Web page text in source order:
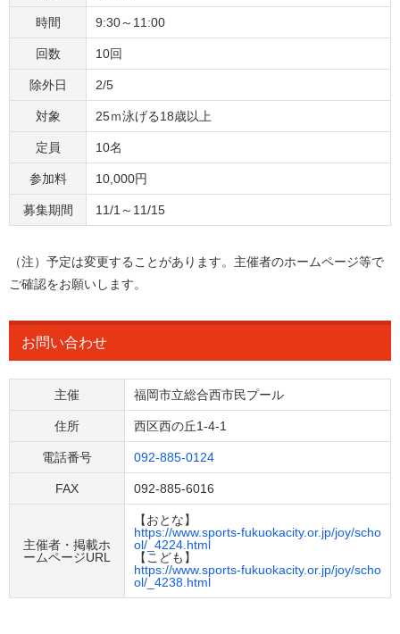
時間 9:30～11:00
回数 10回
除外日 2/5
対象 25ｍ泳げる18歳以上
定員 10名
参加料 10,000円
募集期間 11/1～11/15
（注）予定は変更することがあります。主催者のホームページ等で
ご確認をお願いします。
お問い合わせ
主催 福岡市立総合西市民プール
住所 西区西の丘1-4-1
電話番号 092-885-0124
FAX 092-885-6016
主催者・掲載ホ
ームページURL
【おとな】
https://www.sports-fukuokacity.or.jp/joy/scho
ol/_4224.html
【こども】
https://www.sports-fukuokacity.or.jp/joy/scho
ol/_4238.html